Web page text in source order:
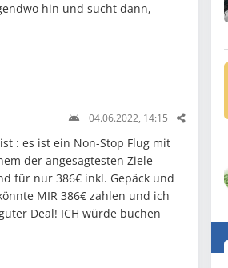
hin und sucht dann,
04.06.2022, 14:15
: es ist ein Non-Stop Flug mit
der angesagtesten Ziele
für nur 386€ inkl. Gepäck und
MIR 386€ zahlen und ich
Deal! ICH würde buchen